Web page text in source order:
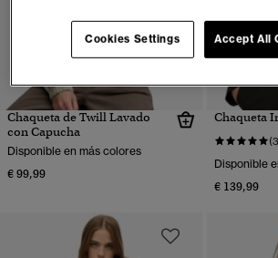
Chaqueta de Twill Lavado
con Capucha
Disponible en más colores
€ 99,99
Chaqueta
Disponible
€ 139,99
Accept All
Cookies Settings